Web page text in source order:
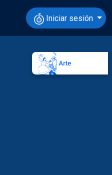
Iniciar sesión